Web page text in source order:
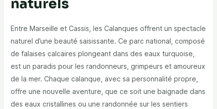
naturels
Entre Marseille et Cassis, les Calanques offrent un spectacle
naturel d’une beauté saisissante. Ce parc national, composé
de falaises calcaires plongeant dans des eaux turquoise,
est un paradis pour les randonneurs, grimpeurs et amoureux
de la mer. Chaque calanque, avec sa personnalité propre,
offre une nouvelle aventure, que ce soit une baignade dans
des eaux cristallines ou une randonnée sur les sentiers